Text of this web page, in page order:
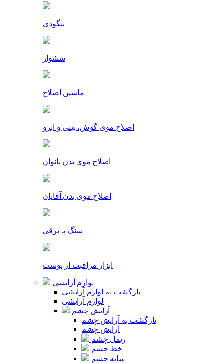
بیگودی
سشوار
ماشین اصلاح
اصلاح موی گوش، بینی و ابرو
اصلاح موی بدن بانوان
اصلاح موی بدن آقایان
سنگ پا برقی
ابزار مراقبت از پوست
لوازم آرایشی
بازگشت به لوازم آرایشی
لوازم آرایشی
آرایش چشم
بازگشت به آرایش چشم
آرایش چشم
ریمل چشم
خط چشم
سایه چشم